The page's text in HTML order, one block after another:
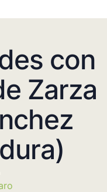
con
Zarza